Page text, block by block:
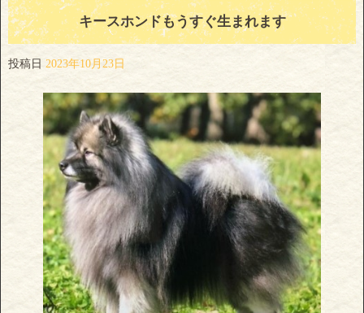
キースホンドもうすぐ生まれます
投稿日 2023年10月23日